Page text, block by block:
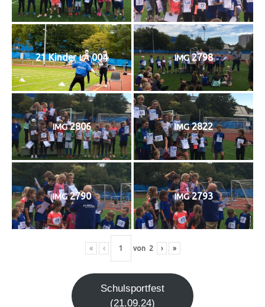
21 Kin­derLA004 IMG2798
IMG2806 IMG2822
IMG2790 IMG2793
« ‹ von 2 › »
Schul­sport­fest
(21.09.24)